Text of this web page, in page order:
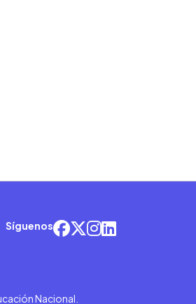
Síguenos
Nacional.